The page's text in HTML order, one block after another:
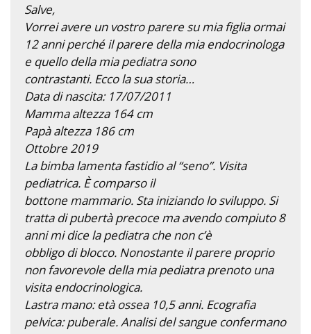
Salve,
Vorrei avere un vostro parere su mia figlia ormai
12 anni perché il parere della mia endocrinologa
e quello della mia pediatra sono
contrastanti. Ecco la sua storia…
Data di nascita: 17/07/2011
Mamma altezza 164 cm
Papà altezza 186 cm
Ottobre 2019
La bimba lamenta fastidio al “seno”. Visita
pediatrica. È comparso il
bottone mammario. Sta iniziando lo sviluppo. Si
tratta di pubertà precoce ma avendo compiuto 8
anni mi dice la pediatra che non c’è
obbligo di blocco. Nonostante il parere proprio
non favorevole della mia pediatra prenoto una
visita endocrinologica.
Lastra mano: età ossea 10,5 anni. Ecografia
pelvica: puberale. Analisi del sangue confermano